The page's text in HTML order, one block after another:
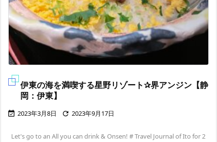
伊東の海を満喫する星野リゾート✰界アンジン【静
岡：伊東】
 2023年3月8日  2023年9月17日
Let's go to an All you can drink & Onsen! # Travel Journal of Ito for 2